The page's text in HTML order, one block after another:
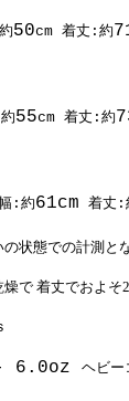
50cm 着丈:約
55cm 着丈:約
:約61cm 着丈:
状態での計測と
で 着丈でおよそ
6.0oz ヘビー